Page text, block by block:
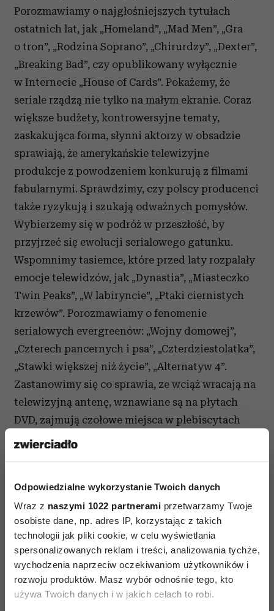
Odpowiedzialne wykorzystanie Twoich danych
Wraz z naszymi 1022 partnerami przetwarzamy Twoje
osobiste dane, np. adres IP, korzystając z takich
technologii jak pliki cookie, w celu wyświetlania
spersonalizowanych reklam i treści, analizowania tychże,
wychodzenia naprzeciw oczekiwaniom użytkowników i
rozwoju produktów. Masz wybór odnośnie tego, kto
używa Twoich danych i w jakich celach to robi.
Porozmawiamy o najgłośniejszych tytułach
ostatnich lat, jak „Homeland”, „Mad Men”, „Gra
o tron”, „Rodzina Soprano”, „Chirurdzy”, „Dexter”,
„Breaking Bad”, czy opublikowany wyłącznie
w Internecie „House of Cards”. Pokażemy, że
seriale rządzą nie tylko na małym ekranie. Coraz
większe budżety, kontrowersyjne tematy,
zaskakująca forma, słynni aktorzy w obsadzie
sprawiają, że amerykańskie telewizyjne
produkcje z powodzeniem konkurują z filmami
fabularnymi. Sprawdzimy, czy polscy producenci
także ryzykują i szukają odważnych pomysłów.
Wybierzemy się w podróż w przeszłość, by
przyjrzeć się ewolucji serialowego gatunku.
Wspomnimy tasiemce, które przed laty rozpalały
emocje telewidzów, jak „Dynastia”, „Miasteczko
Twin Peaks”, „W labiryncie”, „Ptaki ciernistych
krzewów”. Porozmawiamy o fenomenie
serialowych evergreenów: „Wojny domowej”,
„Czterech pancernych i psa”, „Czterdziestolatka”,
„Stawki większej niż życie”, „Alternatyw 4”.
Zastanowimy się co sprawia, ze wciąż wracają na
telewizyjną antenę, wznawiane są na płytach
DVD, zajmują czołowe miejsca w plebiscytach
popularności. Weźmiemy pod lupę serialowe
i Opinia wynika, że oglądanie telewizji oraz
filmów na DVD to najpopularniejsze sposoby
kontaktu Polaków z kulturą. Ale przeciętny widz
zamiast przełamujących schematy, oryginalnych
amerykańskich superprodukcji woli polskie
telenowele. W ubiegłym roku wśród 10
najchętniej oglądanych seriali nie znalazł się